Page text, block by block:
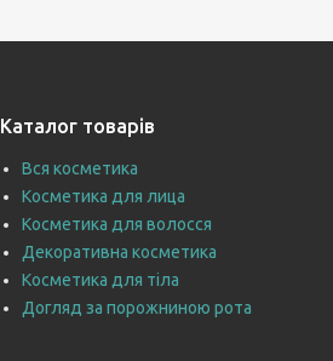
Каталог товарів
Вся косметика
Косметика для лица
Косметика для волосся
Декоративна косметика
Косметика для тіла
Догляд за порожниною рота